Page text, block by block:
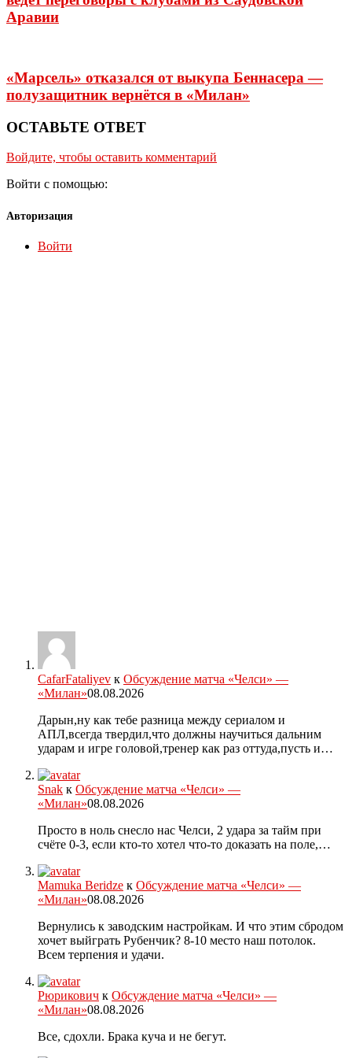
Аравии
«Марсель» отказался от выкупа Беннасера —
полузащитник вернётся в «Милан»
ОСТАВЬТЕ ОТВЕТ
Войдите, чтобы оставить комментарий
Войти с помощью:
Авторизация
Войти
CafarFataliyev к Обсуждение матча «Челси» —
«Милан»08.08.2026
Дарын,ну как тебе разница между сериалом и
АПЛ,всегда твердил,что должны научиться дальним
ударам и игре головой,тренер как раз оттуда,пусть и…
Snak к Обсуждение матча «Челси» —
«Милан»08.08.2026
Просто в ноль снесло нас Челси, 2 удара за тайм при
счёте 0-3, если кто-то хотел что-то доказать на поле,…
Mamuka Beridze к Обсуждение матча «Челси» —
«Милан»08.08.2026
Вернулись к заводским настройкам. И что этим сбродом
хочет выйграть Рубенчик? 8-10 место наш потолок.
Всем терпения и удачи.
Рюрикович к Обсуждение матча «Челси» —
«Милан»08.08.2026
Все, сдохли. Брака куча и не бегут.